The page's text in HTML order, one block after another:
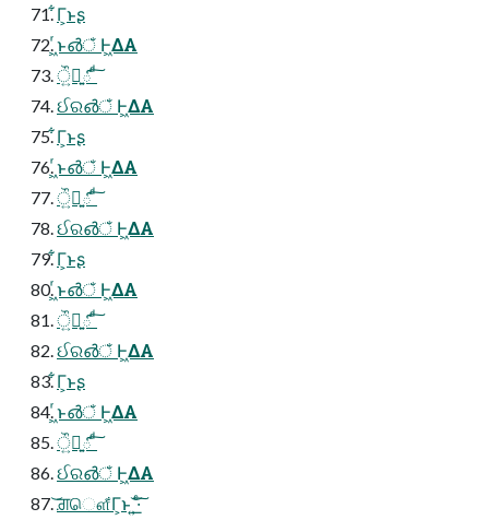
͋Γ͕ͱ͏ʂ
͖ͬͱ൴ঁ Ͱ͖ΔΑ
ੌ͍ྑౕ͍ ͩ͠
ઈର൴ঁ Ͱ͖ΔΑ
͋Γ͕ͱ͏ʂ
͖ͬͱ൴ঁ Ͱ͖ΔΑ
ੌ͍ྑౕ͍ ͩ͠
ઈର൴ঁ Ͱ͖ΔΑ
͋Γ͕ͱ͏ʂ
͖ͬͱ൴ঁ Ͱ͖ΔΑ
ੌ͍ྑౕ͍ ͩ͠
ઈର൴ঁ Ͱ͖ΔΑ
͋Γ͕ͱ͏ʂ
͖ͬͱ൴ঁ Ͱ͖ΔΑ
ੌ͍ྑౕ͍ ͩ͠
ઈର൴ঁ Ͱ͖ΔΑ
͝ਗ਼ௌ͋Γ͕ͱ͏ ͍͟͝·ͨ͠